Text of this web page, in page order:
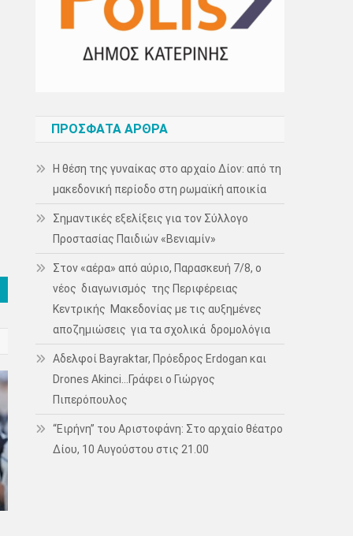
ΠΡΌΣΦΑΤΑ ΆΡΘΡΑ
Η θέση της γυναίκας στο αρχαίο Δίον: από τη
μακεδονική περίοδο στη ρωμαϊκή αποικία
Σημαντικές εξελίξεις για τον Σύλλογο
Προστασίας Παιδιών «Βενιαμίν»
Στον «αέρα» από αύριο, Παρασκευή 7/8, ο
νέος διαγωνισμός της Περιφέρειας
Κεντρικής Μακεδονίας με τις αυξημένες
αποζημιώσεις για τα σχολικά δρομολόγια
Αδελφοί Bayraktar, Πρόεδρος Erdogan και
Drones Akinci…Γράφει ο Γιώργος
Πιπερόπουλος
“Ειρήνη” του Αριστοφάνη: Στο αρχαίο θέατρο
Δίου, 10 Αυγούστου στις 21.00